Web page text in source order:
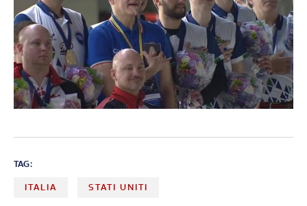
TAG:
ITALIA STATI UNITI